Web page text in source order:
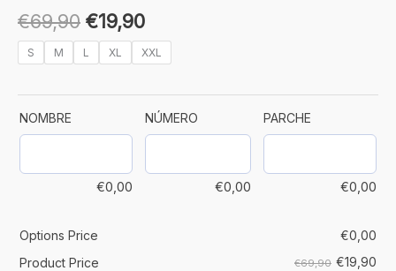
€69,90 €19,90
S M L XL XXL
NOMBRE
€0,00
NÚMERO
€0,00
PARCHE
€0,00
Options Price €0,00
Product Price
€69,90 €19,90